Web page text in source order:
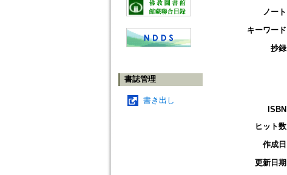
書誌管理
書き出し
ノート
キーワード
抄録
ISBN
ヒット数
作成日
更新日期